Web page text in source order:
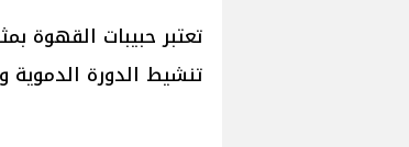
تعتبر حبيبات القهوة
تنشيط الدورة الدموية